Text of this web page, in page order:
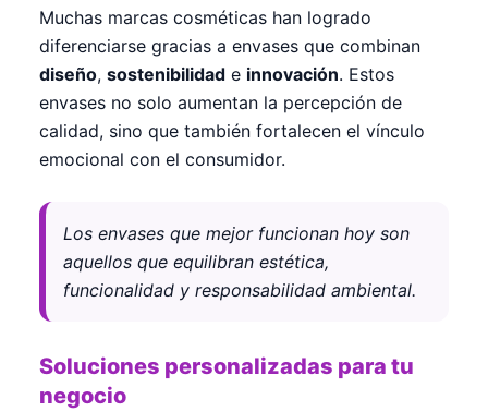
Muchas marcas cosméticas han logrado
diferenciarse gracias a envases que combinan
diseño, sostenibilidad e innovación. Estos
envases no solo aumentan la percepción de
calidad, sino que también fortalecen el vínculo
emocional con el consumidor.
Los envases que mejor funcionan hoy son
aquellos que equilibran estética,
funcionalidad y responsabilidad ambiental.
Soluciones personalizadas para tu
negocio